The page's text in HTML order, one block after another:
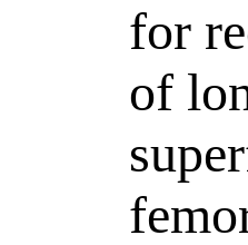
for
of